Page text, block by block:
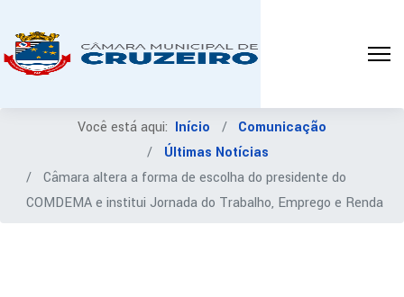
Você está aqui: Início
Comunicação
Últimas Notícias
Câmara altera a forma de escolha do presidente do
COMDEMA e institui Jornada do Trabalho, Emprego e Renda